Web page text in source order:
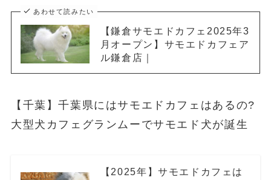
あわせて読みたい
【鎌倉サモエドカフェ2025年3
月オープン】サモエドカフェア
ル鎌倉店｜
【千葉】千葉県にはサモエドカフェはあるの?
大型犬カフェグランムーでサモエド犬が誕生
【2025年】サモエドカフェは